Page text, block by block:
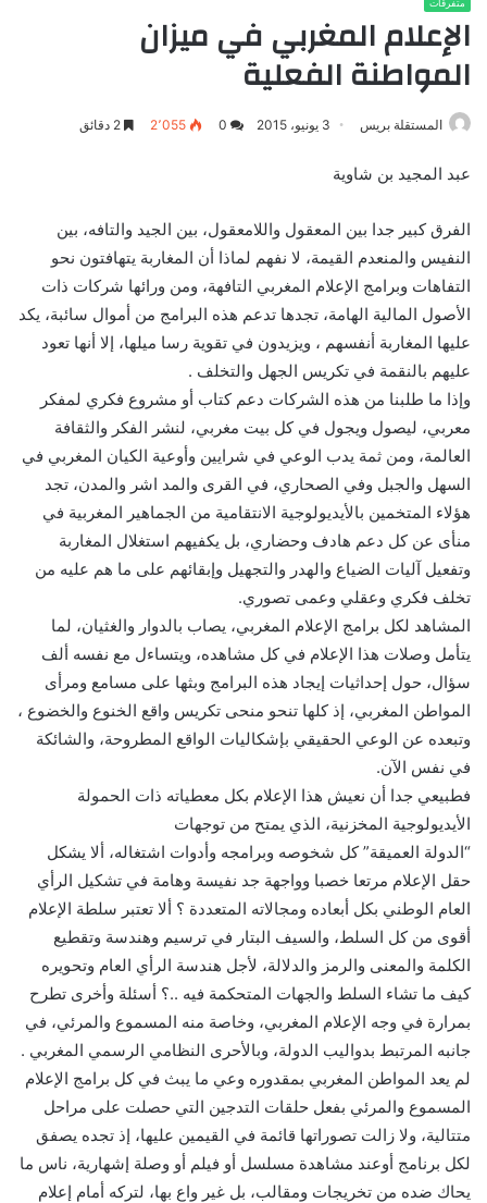
الإعلام المغربي في ميزان
المواطنة الفعلية
المستقلة بريس 3 يونيو، 2015 0 2٬055
عبد المجيد بن شاوية
الفرق كبير جدا بين المعقول واللامعقول، بين الجيد والتافه، بين
النفيس والمنعدم القيمة، لا نفهم لماذا أن المغاربة يتهافتون نحو
التفاهات وبرامج الإعلام المغربي التافهة، ومن ورائها شركات ذات
الأصول المالية الهامة، تجدها تدعم هذه البرامج من أموال سائبة، يكد
عليها المغاربة أنفسهم ، ويزيدون في تقوية رسا ميلها، إلا أنها تعود
عليهم بالنقمة في تكريس الجهل والتخلف .
وإذا ما طلبنا من هذه الشركات دعم كتاب أو مشروع فكري لمفكر
معربي، ليصول ويجول في كل بيت مغربي، لنشر الفكر والثقافة
العالمة، ومن ثمة يدب الوعي في شرايين وأوعية الكيان المغربي في
السهل والجبل وفي الصحاري، في القرى والمد اشر والمدن، تجد
هؤلاء المتخمين بالأيديولوجية الانتقامية من الجماهير المغربية في
منأى عن كل دعم هادف وحضاري، بل يكفيهم استغلال المغاربة
وتفعيل آليات الضياع والهدر والتجهيل وإبقائهم على ما هم عليه من
تخلف فكري وعقلي وعمى تصوري.
المشاهد لكل برامج الإعلام المغربي، يصاب بالدوار والغثيان، لما
يتأمل وصلات هذا الإعلام في كل مشاهده، ويتساءل مع نفسه ألف
سؤال، حول إحداثيات إيجاد هذه البرامج وبثها على مسامع ومرأى
المواطن المغربي، إذ كلها تنحو منحى تكريس واقع الخنوع والخضوع ،
وتبعده عن الوعي الحقيقي بإشكاليات الواقع المطروحة، والشائكة
في نفس الآن.
فطبيعي جدا أن نعيش هذا الإعلام بكل معطياته ذات الحمولة
الأيديولوجية المخزنية، الذي يمتح من توجهات
“الدولة العميقة” كل شخوصه وبرامجه وأدوات اشتغاله، ألا يشكل
حقل الإعلام مرتعا خصبا وواجهة جد نفيسة وهامة في تشكيل الرأي
العام الوطني بكل أبعاده ومجالاته المتعددة ؟ ألا تعتبر سلطة الإعلام
أقوى من كل السلط، والسيف البتار في ترسيم وهندسة وتقطيع
الكلمة والمعنى والرمز والدلالة، لأجل هندسة الرأي العام وتحويره
كيف ما تشاء السلط والجهات المتحكمة فيه ..؟ أسئلة وأخرى تطرح
بمرارة في وجه الإعلام المغربي، وخاصة منه المسموع والمرئي، في
جانبه المرتبط بدواليب الدولة، وبالأحرى النظامي الرسمي المغربي .
لم يعد المواطن المغربي بمقدوره وعي ما يبث في كل برامج الإعلام
المسموع والمرئي بفعل حلقات التدجين التي حصلت على مراحل
متتالية، ولا زالت تصوراتها قائمة في القيمين عليها، إذ تجده يصفق
لكل برنامج أوعند مشاهدة مسلسل أو فيلم أو وصلة إشهارية، ناس ما
يحاك ضده من تخريجات ومقالب، بل غير واع بها، لتركه أمام إعلام